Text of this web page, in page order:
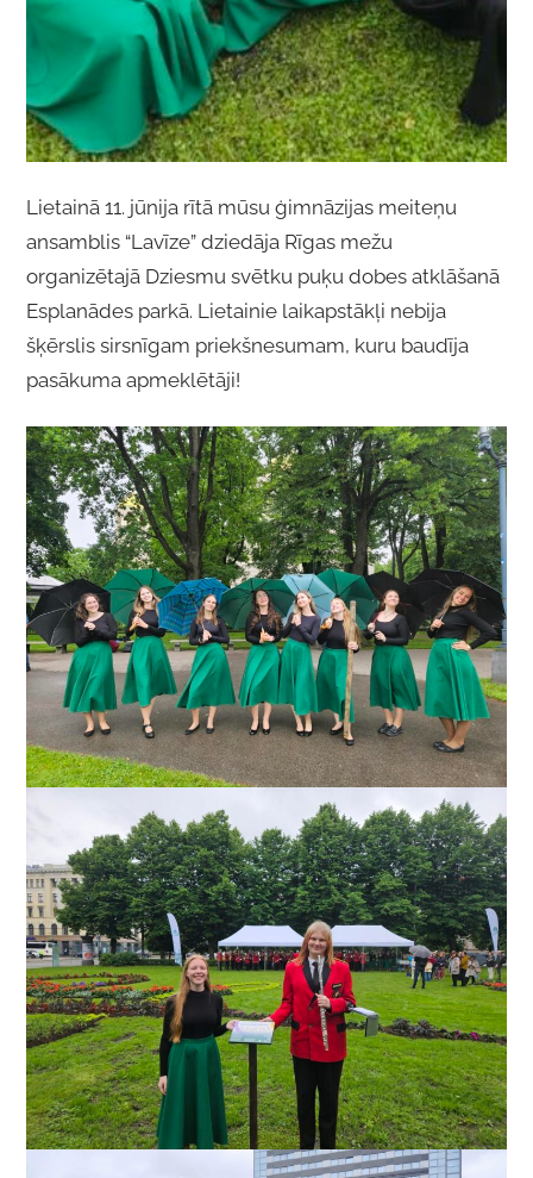
Lietainā 11. jūnija rītā mūsu ģimnāzijas meiteņu
ansamblis “Lavīze” dziedāja Rīgas mežu
organizētajā Dziesmu svētku puķu dobes atklāšanā
Esplanādes parkā. Lietainie laikapstākļi nebija
šķērslis sirsnīgam priekšnesumam, kuru baudīja
pasākuma apmeklētāji!